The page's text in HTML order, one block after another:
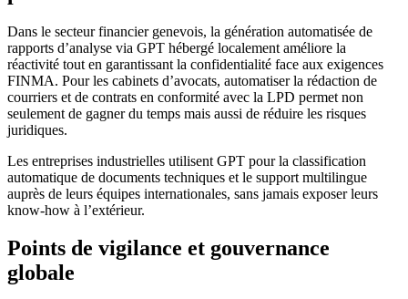
Dans le secteur financier genevois, la génération automatisée de
rapports d’analyse via GPT hébergé localement améliore la
réactivité tout en garantissant la confidentialité face aux exigences
FINMA. Pour les cabinets d’avocats, automatiser la rédaction de
courriers et de contrats en conformité avec la LPD permet non
seulement de gagner du temps mais aussi de réduire les risques
juridiques.
Les entreprises industrielles utilisent GPT pour la classification
automatique de documents techniques et le support multilingue
auprès de leurs équipes internationales, sans jamais exposer leurs
know-how à l’extérieur.
Points de vigilance et gouvernance
globale